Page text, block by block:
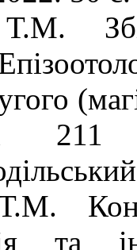
Т.М.
та